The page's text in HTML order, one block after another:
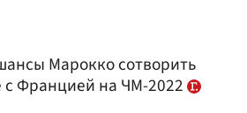
Марокко сотворить
с Францией на ЧМ-2022